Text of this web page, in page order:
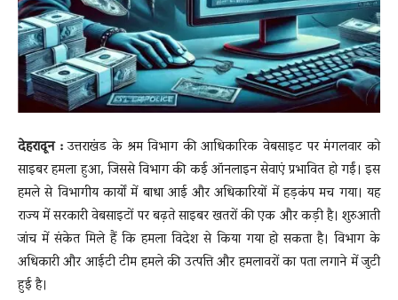
देहरादून :उत्तराखंड के श्रम विभाग की आधिकारिक वेबसाइट पर मंगलवार को
साइबर हमला हुआ, जिससे विभाग की कई ऑनलाइन सेवाएं प्रभावित हो गईं। इस
हमले से विभागीय कार्यों में बाधा आई और अधिकारियों में हड़कंप मच गया। यह
राज्य में सरकारी वेबसाइटों पर बढ़ते साइबर खतरों की एक और कड़ी है। शुरुआती
जांच में संकेत मिले हैं कि हमला विदेश से किया गया हो सकता है। विभाग के
अधिकारी और आईटी टीम हमले की उत्पत्ति और हमलावरों का पता लगाने में जुटी
हुई है।